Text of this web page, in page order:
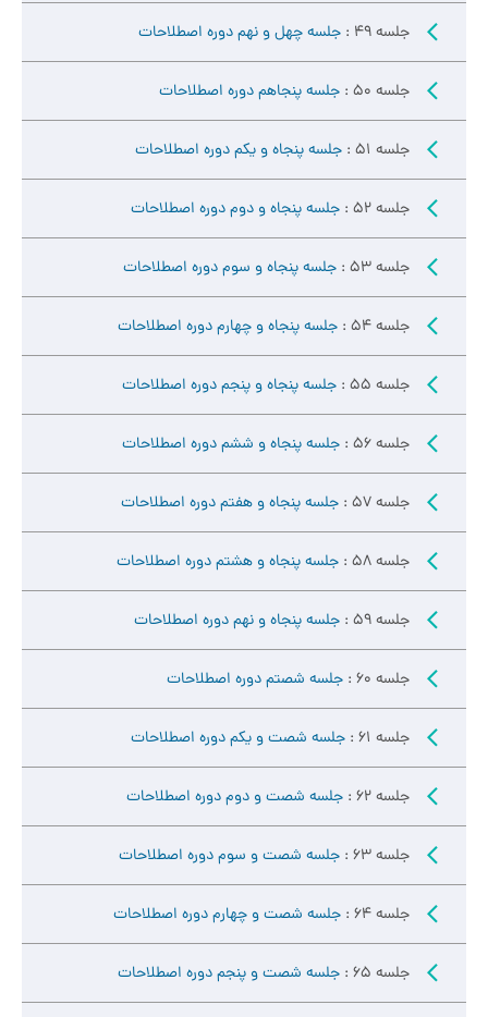
جلسه 49 : جلسه چهل و نهم دوره اصطلاحات
جلسه 50 : جلسه پنجاهم دوره اصطلاحات
جلسه 51 : جلسه پنجاه و یکم دوره اصطلاحات
جلسه 52 : جلسه پنجاه و دوم دوره اصطلاحات
جلسه 53 : جلسه پنجاه و سوم دوره اصطلاحات
جلسه 54 : جلسه پنجاه و چهارم دوره اصطلاحات
جلسه 55 : جلسه پنجاه و پنجم دوره اصطلاحات
جلسه 56 : جلسه پنجاه و ششم دوره اصطلاحات
جلسه 57 : جلسه پنجاه و هفتم دوره اصطلاحات
جلسه 58 : جلسه پنجاه و هشتم دوره اصطلاحات
جلسه 59 : جلسه پنجاه و نهم دوره اصطلاحات
جلسه 60 : جلسه شصتم دوره اصطلاحات
جلسه 61 : جلسه شصت و یکم دوره اصطلاحات
جلسه 62 : جلسه شصت و دوم دوره اصطلاحات
جلسه 63 : جلسه شصت و سوم دوره اصطلاحات
جلسه 64 : جلسه شصت و چهارم دوره اصطلاحات
جلسه 65 : جلسه شصت و پنجم دوره اصطلاحات